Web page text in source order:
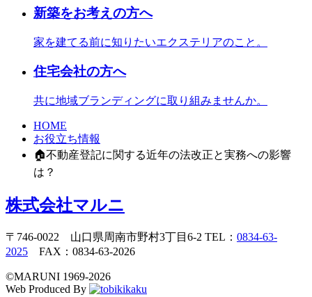
新築をお考えの方へ
家を建てる前に知りたいエクステリアのこと。
住宅会社の方へ
共に地域ブランディングに取り組みませんか。
HOME
お役立ち情報
🏠不動産登記に関する近年の法改正と実務への影響
は？
株式会社マルニ
〒746-0022 山口県周南市野村3丁目6-2 TEL： 0834-63-
2025 FAX：0834-63-2026
©️MARUNI 1969-2026
Web Produced By